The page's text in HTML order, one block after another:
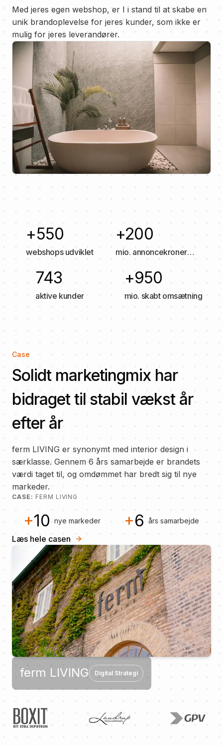
Med jeres egen webshop, er I i stand til at skabe en
unik brandoplevelse for jeres kunder, som ikke er
mulig for jeres leverandører.
+550
webshops udviklet
+200
mio. annoncekroner
743
aktive kunder
+950
mio. skabt omsætning
Case
Solidt marketingmix har
bidraget til stabil vækst år
efter år
ferm LIVING er synonymt med interior design i
særklasse. Gennem 6 års samarbejde er brandets
værdi taget til, og omdømmet har bredt sig til nye
markeder.
CASE: FERM LIVING
+10 nye markeder +6 års samarbejde
Læs hele casen
ferm LIVING Digital Strategi